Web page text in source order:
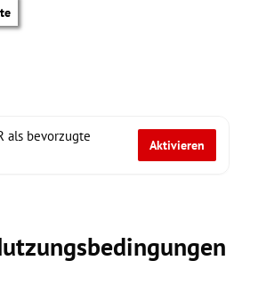
als bevorzugte
Aktivieren